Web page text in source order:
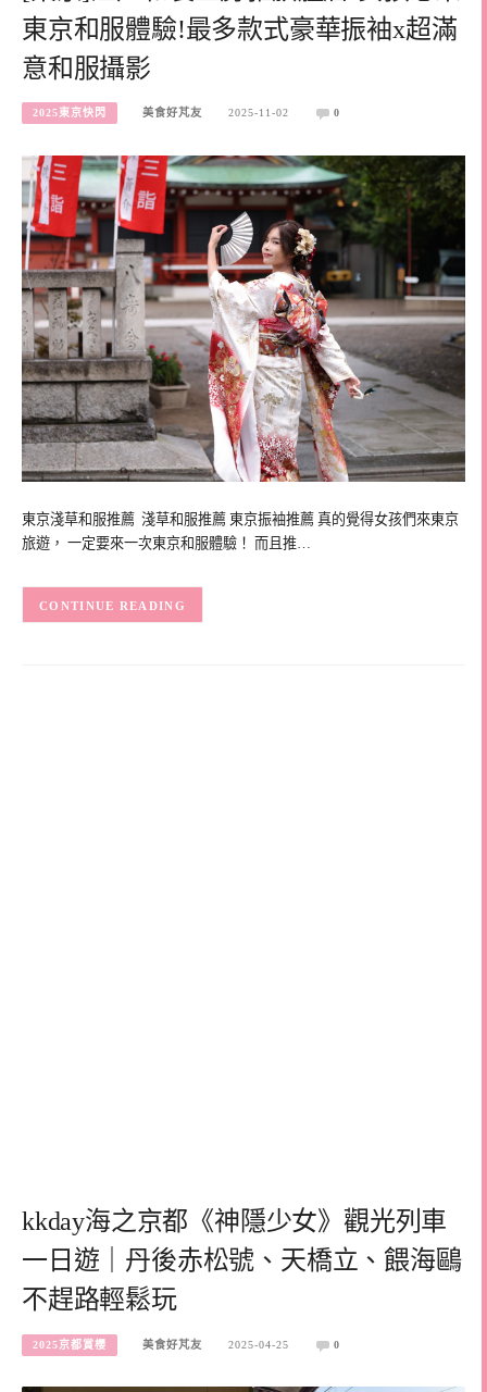
東京和服體驗!最多款式豪華振袖x超滿
意和服攝影
2025東京快閃 美食好芃友 2025-11-02 0
東京淺草和服推薦 淺草和服推薦 東京振袖推薦 真的覺得女孩們來東京
旅遊， 一定要來一次東京和服體驗！ 而且推…
CONTINUE READING
kkday海之京都《神隱少女》觀光列車
一日遊｜丹後赤松號、天橋立、餵海鷗
不趕路輕鬆玩
2025京都賞櫻 美食好芃友 2025-04-25 0